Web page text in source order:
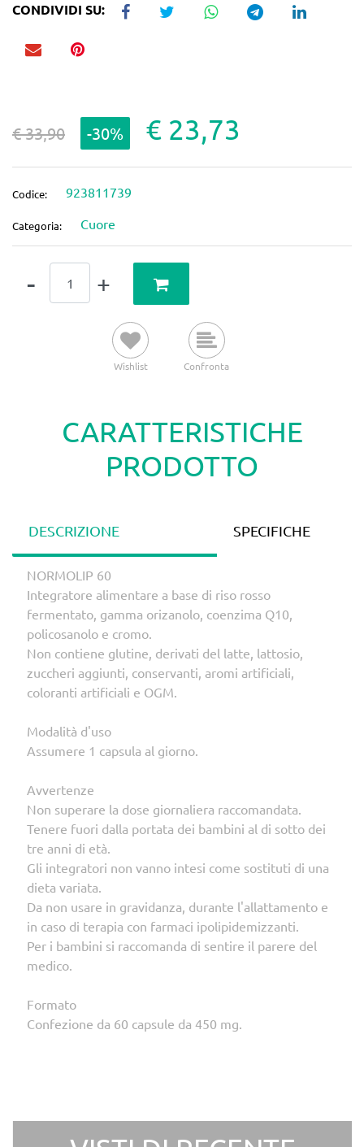
CONDIVIDI SU:
€ 33,90 -30% € 23,73
Codice: 923811739
Categoria: Cuore
Wishlist Confronta
CARATTERISTICHE
PRODOTTO
DESCRIZIONE SPECIFICHE
NORMOLIP 60
Integratore alimentare a base di riso rosso
fermentato, gamma orizanolo, coenzima Q10,
policosanolo e cromo.
Non contiene glutine, derivati del latte, lattosio,
zuccheri aggiunti, conservanti, aromi artificiali,
coloranti artificiali e OGM.
Modalità d'uso
Assumere 1 capsula al giorno.
Avvertenze
Non superare la dose giornaliera raccomandata.
Tenere fuori dalla portata dei bambini al di sotto dei
tre anni di età.
Gli integratori non vanno intesi come sostituti di una
dieta variata.
Da non usare in gravidanza, durante l'allattamento e
in caso di terapia con farmaci ipolipidemizzanti.
Per i bambini si raccomanda di sentire il parere del
medico.
Formato
Confezione da 60 capsule da 450 mg.